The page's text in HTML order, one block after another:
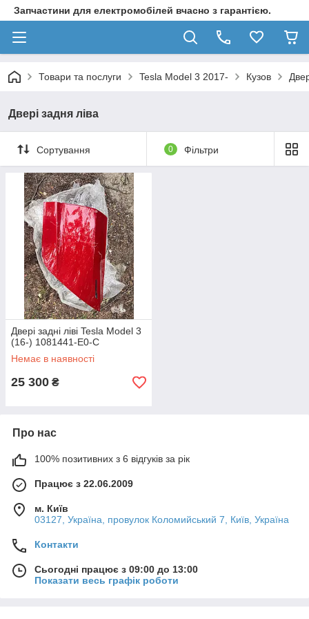
Запчастини для електромобілей вчасно з гарантією.
Товари та послуги Tesla Model 3 2017- Кузов
Двері задня ліва
Сортування 0 Фільтри
Двері задні ліві Tesla Model 3
(16-) 1081441-E0-C
Немає в наявності
25 300 ₴
Про нас
100% позитивних з 6 відгуків за рік
Працює з 22.06.2009
м. Київ
03127, Україна, провулок Коломийський 7, Київ, Україна
Контакти
Сьогодні працює з 09:00 до 13:00
Показати весь графік роботи